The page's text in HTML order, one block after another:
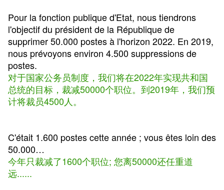
Pour la fonction publique d'Etat, nous tiendrons
l'objectif du président de la République de
supprimer 50.000 postes à l'horizon 2022. En 2019,
nous prévoyons environ 4.500 suppressions de
postes.
对于国家公务员制度，我们将在2022年实现共和国
总统的目标，裁减50000个职位。到2019年，我们预
计将裁员4500人。
C'était 1.600 postes cette année ; vous êtes loin des
50.000…
今年只裁减了1600个职位; 您离50000还任重道
远......